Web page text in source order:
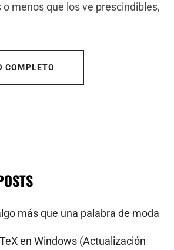
menos que los ve prescindibles,
COMPLETO
más que una palabra de moda
en Windows (Actualización